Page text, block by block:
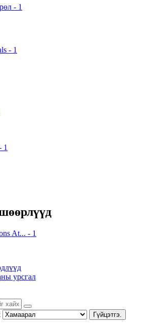
- 1
- 1
1
At... - 1
урсгал
Гүйцэтгэ.